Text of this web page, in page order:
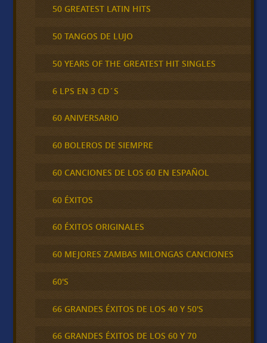
50 GREATEST LATIN HITS
50 TANGOS DE LUJO
50 YEARS OF THE GREATEST HIT SINGLES
6 LPS EN 3 CD´S
60 ANIVERSARIO
60 BOLEROS DE SIEMPRE
60 CANCIONES DE LOS 60 EN ESPAÑOL
60 ÉXITOS
60 ÉXITOS ORIGINALES
60 MEJORES ZAMBAS MILONGAS CANCIONES
60'S
66 GRANDES ÉXITOS DE LOS 40 Y 50'S
66 GRANDES ÉXITOS DE LOS 60 Y 70